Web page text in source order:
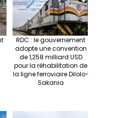
RDC : le gouvernement
adopte une convention
de 1,258 milliard USD
pour la réhabilitation de
la ligne ferroviaire Dilolo-
Sakania